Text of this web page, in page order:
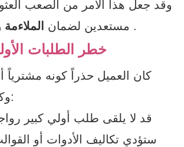
وقد جعل هذا الأمر من الصعب
مستعدين لضمان
الملاءمة .
3. خطر الطلبات
كان العميل حذراً كونه مشترياً
وكان قلقاً من أن:
قد لا يلقى طلب أولي كبير
ستؤدي تكاليف الأدوات أو